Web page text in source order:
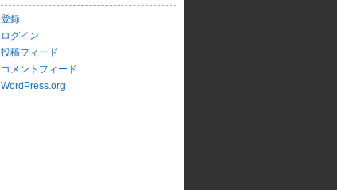
登録
ログイン
投稿フィード
コメントフィード
WordPress.org